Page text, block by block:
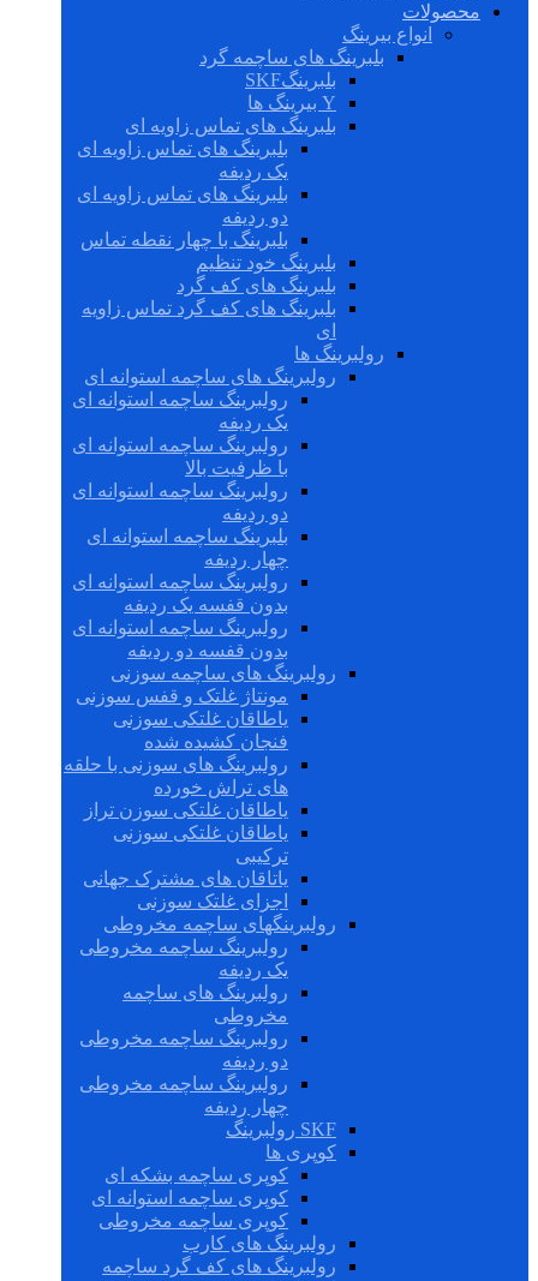
محصولات
انواع بیرینگ
بلبرینگ های ساچمه گرد
بلبرینگSKF
Y بیرینگ ها
بلبرینگ های تماس زاویه ای
بلبرینگ های تماس زاویه ای
یک ردیفه
بلبرینگ های تماس زاویه ای
دو ردیفه
بلبرینگ با چهار نقطه تماس
بلبرینگ خود تنظیم
بلبرینگ های کف گرد
بلبرینگ های کف گرد تماس زاویه
ای
رولبرینگ ها
رولبرینگ های ساچمه استوانه ای
رولبرینگ ساچمه استوانه ای
یک ردیفه
رولبرینگ ساچمه استوانه ای
با ظرفیت بالا
رولبرینگ ساچمه استوانه ای
دو ردیفه
بلبرینگ ساچمه استوانه ای
چهار ردیفه
رولبرینگ ساچمه استوانه ای
بدون قفسه یک ردیفه
رولبرینگ ساچمه استوانه ای
بدون قفسه دو ردیفه
رولبرینگ های ساچمه سوزنی
مونتاژ غلتک و قفس سوزنی
یاطاقان غلتکی سوزنی
فنجان کشیده شده
رولبرینگ های سوزنی با حلقه
های تراش خورده
یاطاقان غلتکی سوزن تراز
یاطاقان غلتکی سوزنی
ترکیبی
یاتاقان های مشترک جهانی
اجزای غلتک سوزنی
رولبرینگهای ساچمه مخروطی
رولبرینگ ساچمه مخروطی
یک ردیفه
رولبرینگ های ساچمه
مخروطی
رولبرینگ ساچمه مخروطی
دو ردیفه
رولبرینگ ساچمه مخروطی
چهار ردیفه
SKF رولبرینگ
کوپری ها
کوپری ساچمه بشکه ای
کوپری ساچمه استوانه ای
کوپری ساچمه مخروطی
رولبرینگ های کارب
رولبرینگ های کف گرد ساچمه